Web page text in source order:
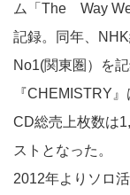
ム「The Way
記録。同年、
No1(関東圏）を記
『CHEMISTRY
CD総売上枚数は
ストとなった。
2012年よりソロ